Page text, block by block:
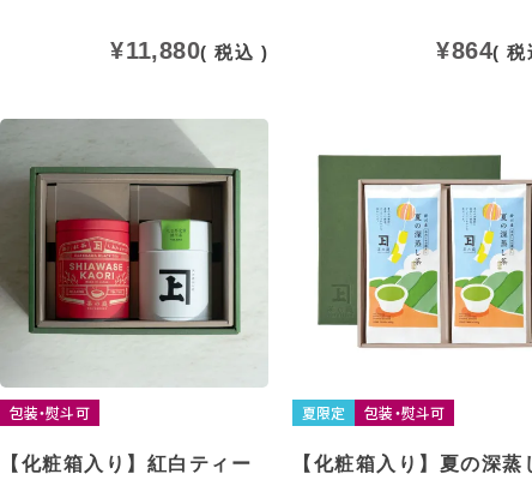
¥11,880 税込 ¥864 税
包装・熨斗可
【化粧箱入り】紅白ティー
夏限定 包装・熨斗可
【化粧箱入り】夏の深蒸